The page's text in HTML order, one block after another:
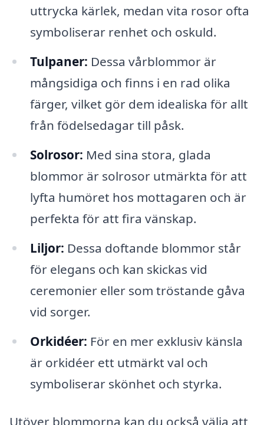
uttrycka kärlek, medan vita rosor ofta
symboliserar renhet och oskuld.
Tulpaner: Dessa vårblommor är
mångsidiga och finns i en rad olika
färger, vilket gör dem idealiska för allt
från födelsedagar till påsk.
Solrosor: Med sina stora, glada
blommor är solrosor utmärkta för att
lyfta humöret hos mottagaren och är
perfekta för att fira vänskap.
Liljor: Dessa doftande blommor står
för elegans och kan skickas vid
ceremonier eller som tröstande gåva
vid sorger.
Orkidéer: För en mer exklusiv känsla
är orkidéer ett utmärkt val och
symboliserar skönhet och styrka.
Utöver blommorna kan du också välja att